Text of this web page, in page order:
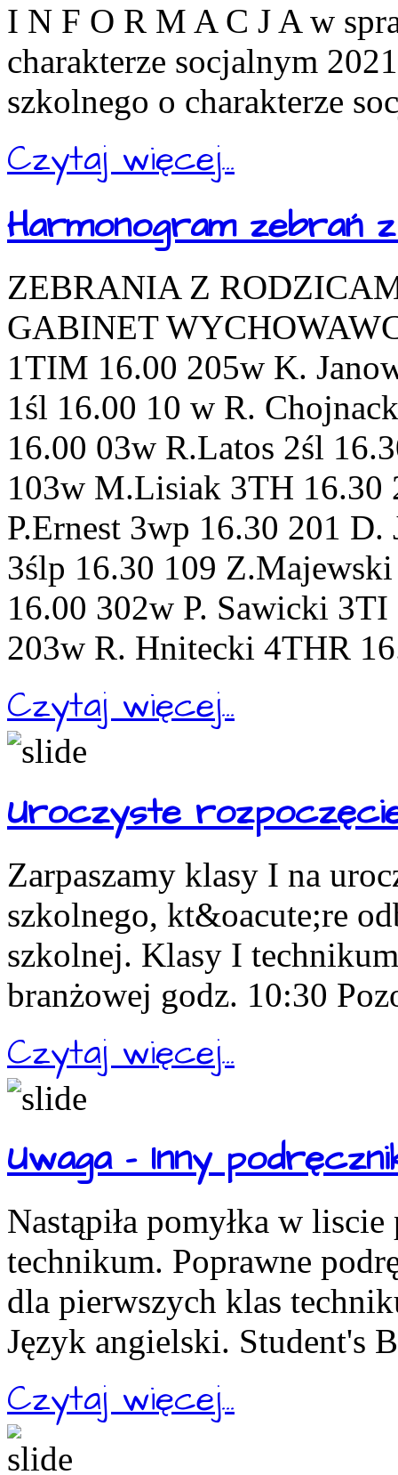
I N F O R M A C J A w
charakterze socjalnym
szkolnego o charakterze
Czytaj więcej...
Harmonogram zebrań
ZEBRANIA Z
GABINET
1TIM 16.00 205w K.
1śl 16.00 10 w R.
16.00 03w R.Latos 2śl
103w M.Lisiak 3TH 16.30
P.Ernest 3wp 16.30 201
3ślp 16.30 109
16.00 302w P. Sawicki
203w R. Hnitecki 4THR
Czytaj więcej...
Uroczyste
Zarpaszamy klasy I na
szkolnego, kt&oacute;re
szkolnej. Klasy I
branżowej godz. 10:30
Czytaj więcej...
Uwaga - Inny
Nastąpiła pomyłka w
technikum. Poprawne
dla pierwszych klas
Język angielski. Student's
Czytaj więcej...